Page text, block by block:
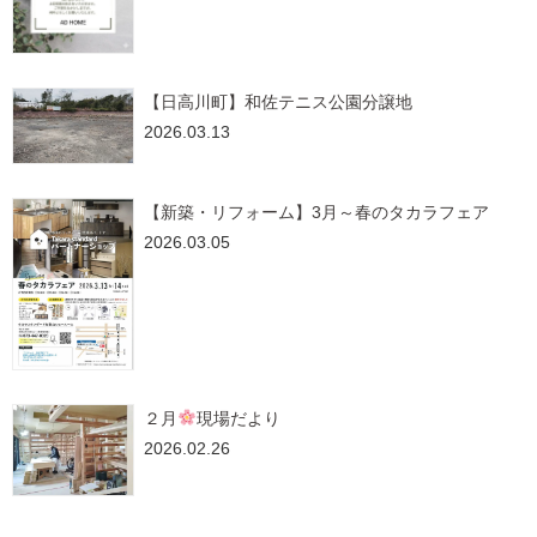
【日高川町】和佐テニス公園分譲地
2026.03.13
【新築・リフォーム】3月～春のタカラフェア
2026.03.05
２月
現場だより
2026.02.26